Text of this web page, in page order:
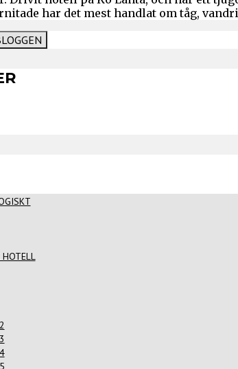
har det mest handlat om tåg,
HOTELL